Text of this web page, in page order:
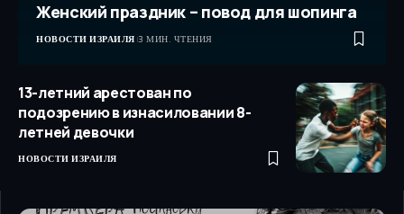
Женский праздник – повод для шопинга
НОВОСТИ ИЗРАИЛЯ 3 МИН. ЧТЕНИЯ
13-летний арестован по
подозрению в изнасиловании 8-
летней девочки
НОВОСТИ ИЗРАИЛЯ